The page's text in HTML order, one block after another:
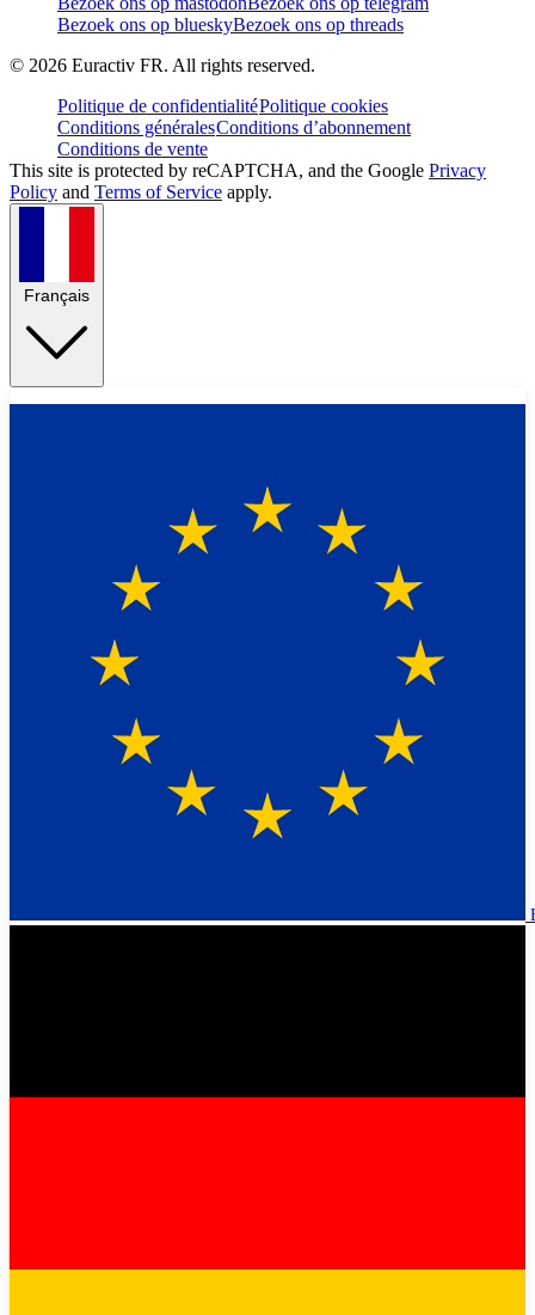
Bezoek ons op blueskyBezoek ons op threads
© 2026 Euractiv FR. All rights reserved.
Politique de confidentialitéPolitique cookies
Conditions généralesConditions d’abonnement
Conditions de vente
This site is protected by reCAPTCHA, and the Google Privacy
Policy and Terms of Service apply.
Français